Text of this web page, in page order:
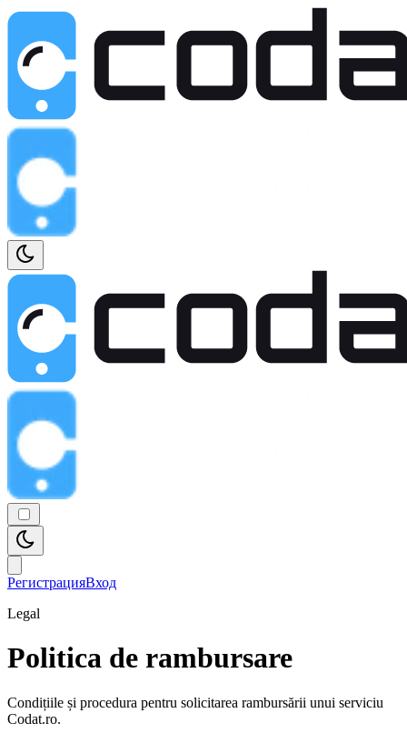
РегистрацияВход
Legal
Politica de rambursare
Condițiile și procedura pentru solicitarea rambursării unui serviciu
Codat.ro.